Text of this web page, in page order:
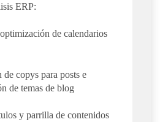
ERP:
de calendarios
de copys para posts e
de temas de blog
y parrilla de contenidos